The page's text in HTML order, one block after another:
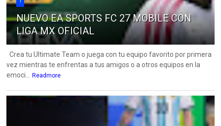
NUEVO EA SPORTS FC 27 MOBILE CON
LIGA MX OFICIAL
Crea tu Ultimate Team o juega con tu equipo favorito por primera
vez mientras te enfrentas a tus amigos o a otros equipos en la
emoci...
Readmore